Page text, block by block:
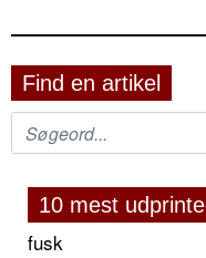
Find en artikel
10 mest
fusk